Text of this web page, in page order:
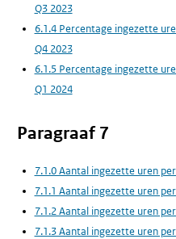
Q3 2023
6.1.4 Percentage ingezette
Q4 2023
6.1.5 Percentage ingezette
Q1 2024
Paragraaf 7
7.1.0 Aantal ingezette uren
7.1.1 Aantal ingezette uren
7.1.2 Aantal ingezette uren
7.1.3 Aantal ingezette uren